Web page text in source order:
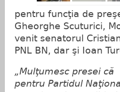
pentru funcţia de
Gheorghe Scuturici,
venit senatorul
PNL BN, dar şi Ioan
„Mulţumesc presei
pentru Partidul